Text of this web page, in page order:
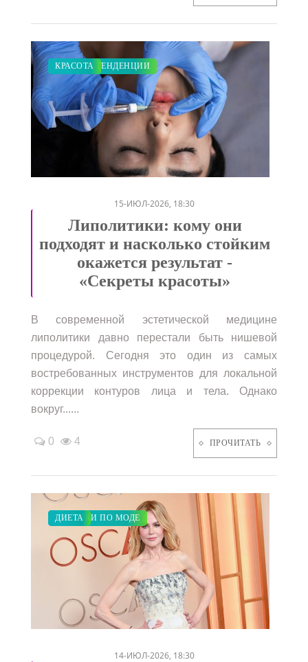
МОДНЫЕ ТЕНДЕНЦИИ
КРАСОТА
15-ИЮЛ-2026, 18:30
Липолитики: кому они
подходят и насколько стойким
окажется результат -
«Секреты красоты»
В современной эстетической медицине
липолитики давно перестали быть нишевой
процедурой. Сегодня это один из самых
востребованных инструментов для локальной
коррекции контуров лица и тела. Однако
вокруг......
0 4 ПРОЧИТАТЬ
КРАСОТА
ЗАКУПКИ ПО МОДЕ
ДИЕТА
14-ИЮЛ-2026, 18:30